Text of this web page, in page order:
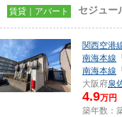
賃貸｜アパート セジュ
関西空港
南海本線 「
南海本線 「
大阪府泉
4.9万円
築年数：